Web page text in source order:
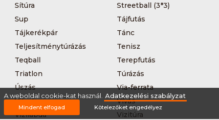
Sítúra
Streetball (3*3)
Sup
Tájfutás
Tájkerékpár
Tánc
Teljesítménytúrázás
Tenisz
Teqball
Terepfutás
Triatlon
Túrázás
Úszás
Via-ferrata
Vitorlázás
Vívás
Vizilabda
Vizitúra
A weboldal cookie-kat használ. Adatkezelési szabályzat
Mindent elfogad Kötelezőket engedélyez